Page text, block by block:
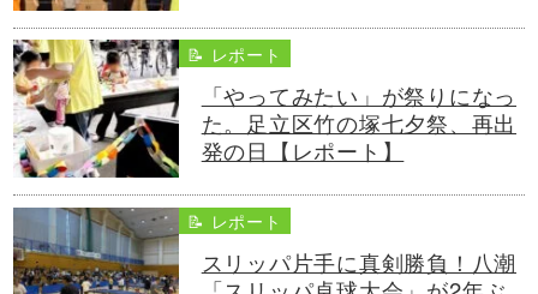
📝 レポート
「やってみたい」が祭りになっ
た。足立区竹の塚七夕祭、再出
発の日【レポート】
📝 レポート
スリッパ片手に真剣勝負！八潮